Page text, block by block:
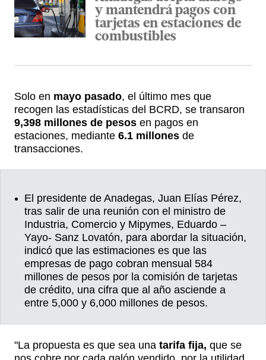
y mantendrá pagos con
tarjetas en estaciones de
combustibles
Solo en mayo pasado, el último mes que
recogen las estadísticas del BCRD, se transaron
9,398 millones de pesos en pagos en
estaciones, mediante 6.1 millones de
transacciones.
El presidente de Anadegas, Juan Elías Pérez,
tras salir de una reunión con el ministro de
Industria, Comercio y Mipymes, Eduardo –
Yayo- Sanz Lovatón, para abordar la situación,
indicó que las estimaciones es que las
empresas de pago cobran mensual 584
millones de pesos por la comisión de tarjetas
de crédito, una cifra que al año asciende a
entre 5,000 y 6,000 millones de pesos.
"La propuesta es que sea una tarifa fija, que se